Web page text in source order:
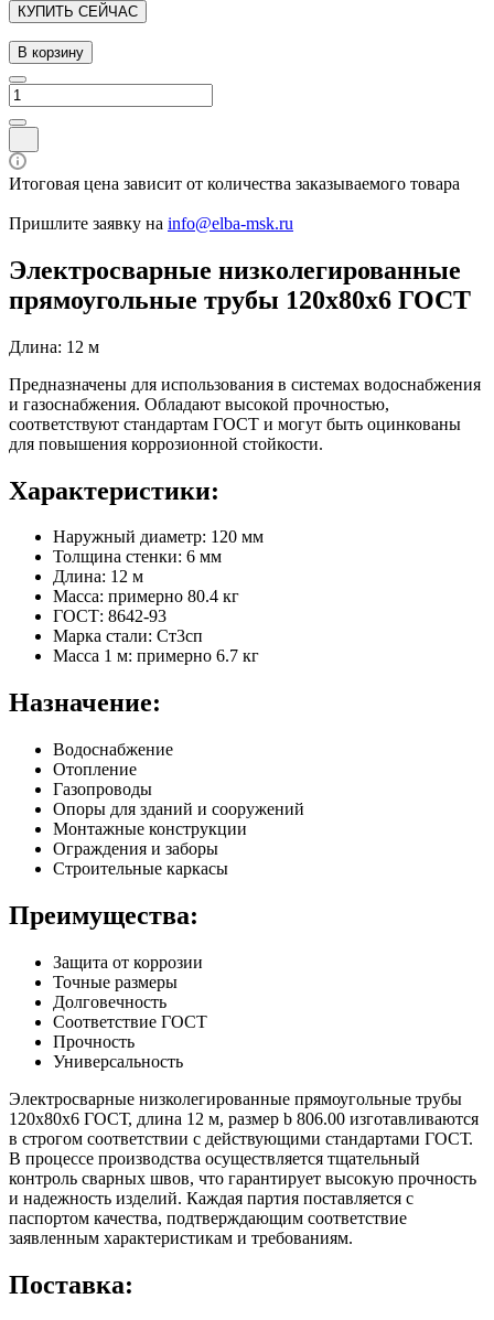
КУПИТЬ СЕЙЧАС
В корзину
Итоговая цена зависит от количества заказываемого товара
Пришлите заявку на info@elba-msk.ru
Электросварные низколегированные
прямоугольные трубы 120х80х6 ГОСТ
Длина: 12 м
Предназначены для использования в системах водоснабжения
и газоснабжения. Обладают высокой прочностью,
соответствуют стандартам ГОСТ и могут быть оцинкованы
для повышения коррозионной стойкости.
Характеристики:
Наружный диаметр: 120 мм
Толщина стенки: 6 мм
Длина: 12 м
Масса: примерно 80.4 кг
ГОСТ: 8642-93
Марка стали: Ст3сп
Масса 1 м: примерно 6.7 кг
Назначение:
Водоснабжение
Отопление
Газопроводы
Опоры для зданий и сооружений
Монтажные конструкции
Ограждения и заборы
Строительные каркасы
Преимущества:
Защита от коррозии
Точные размеры
Долговечность
Соответствие ГОСТ
Прочность
Универсальность
Электросварные низколегированные прямоугольные трубы
120х80х6 ГОСТ, длина 12 м, размер b 806.00 изготавливаются
в строгом соответствии с действующими стандартами ГОСТ.
В процессе производства осуществляется тщательный
контроль сварных швов, что гарантирует высокую прочность
и надежность изделий. Каждая партия поставляется с
паспортом качества, подтверждающим соответствие
заявленным характеристикам и требованиям.
Поставка: